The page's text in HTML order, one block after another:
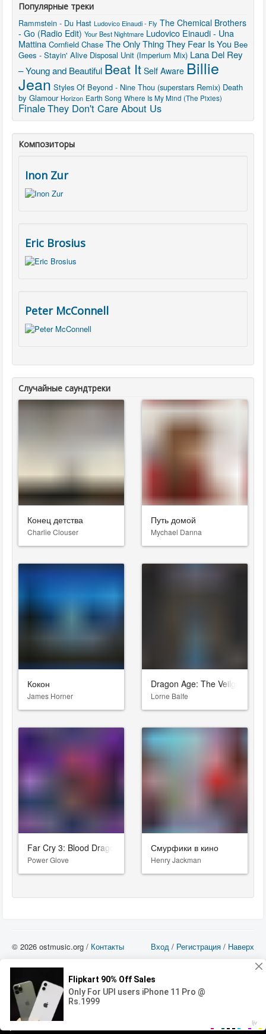
Error loading media: File could not be played 00:00
Популярные треки
Rammstein - Du Hast Ludovico Einaudi - Fly The Chemical Brothers
- Go (Radio Edit) Your Best Nightmare Ludovico Einaudi - Una
Mattina Cornfield Chase The Only Thing They Fear Is You Bee
Gees - Stayin' Alive Disposal Unit (Imperium Mix) Lana Del Rey
– Young and Beautiful Beat It Self Aware Billie
Jean Styles Of Beyond - Nine Thou (superstars Remix) Death
by Glamour Horizon Earth Song Where Is My Mind (The Pixies)
FinaleThey Don't Care About Us
Композиторы
Inon Zur
Eric Brosius
Peter McConnell
Случайные саундтреки
Конец детства
Charlie Clouser
Путь домой
Mychael Danna
Кокон
James Horner
Dragon Age: The Veilguard
Lorne Balfe
Far Cry 3: Blood Dragon
Power Glove
Смурфики в кино
Henry Jackman
Вход / Регистрация / Наверх
© 2026 ostmusic.org / Контакты
можете использовать такие материалы только в том в случае, если
использование производится с ознакомительными целями - для прочих целей
вы должны приобрести лицензионную запись.